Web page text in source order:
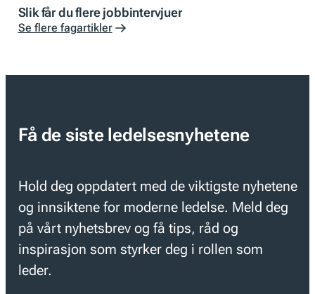
Slik får du flere jobbintervjuer
Se flere fagartikler
Få de siste ledelsesnyhetene
Hold deg oppdatert med de viktigste nyhetene
og innsiktene for moderne ledelse. Meld deg
på vårt nyhetsbrev og få tips, råd og
inspirasjon som styrker deg i rollen som
leder.